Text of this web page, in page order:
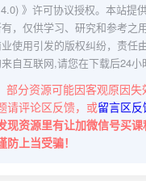
》许可协议授权。本站提
，仅供学习、研究和参考之
使用引发的版权纠纷，责任
自互联网,请您在下载后24小
部分资源可能因客观原因
请评论区反馈，或留言区反
现资源里有让加微信号买
上当受骗！